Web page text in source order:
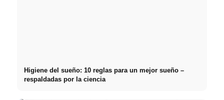
Higiene del sueño: 10 reglas para un mejor sueño –
respaldadas por la ciencia